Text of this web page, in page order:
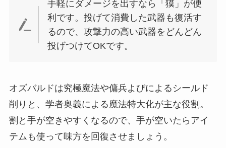
手軽にダメージを出すなら「獏」が便
利です。投げて消費した武器も復活す
るので、攻撃力の高い武器をどんどん
投げつけてOKです。
オズバルドは究極魔法や傭兵よびによるシールド
削りと、学者奥義による魔法特大化が主な役割。
割と手が空きやすくなるので、手が空いたらアイ
テムも使って味方を回復させましょう。